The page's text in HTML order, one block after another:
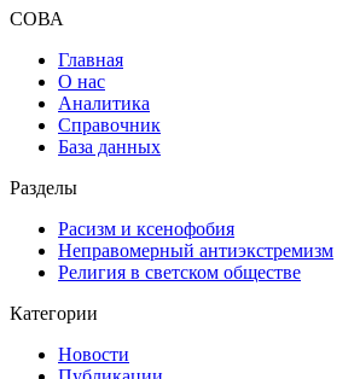
СОВА
Главная
О нас
Аналитика
Справочник
База данных
Разделы
Расизм и ксенофобия
Неправомерный антиэкстремизм
Религия в светском обществе
Категории
Новости